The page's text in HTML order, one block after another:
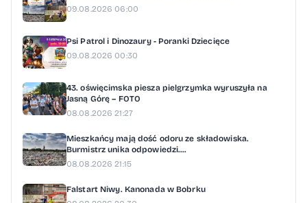
09.08.2026 06:00
Psi Patrol i Dinozaury - Poranki Dziecięce
09.08.2026 00:30
43. oświęcimska piesza pielgrzymka wyruszyła na
Jasną Górę – FOTO
08.08.2026 21:27
Mieszkańcy mają dość odoru ze składowiska.
Burmistrz unika odpowiedzi....
08.08.2026 21:15
Falstart Niwy. Kanonada w Bobrku